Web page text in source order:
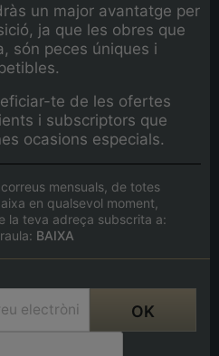
un major avantatge per
ja que les obres que
són peces úniques i
te de les ofertes
i subscriptors que
ocasions especials.
mensuals, de totes
en qualsevol moment,
la teva adreça subscrita a:
BAIXA